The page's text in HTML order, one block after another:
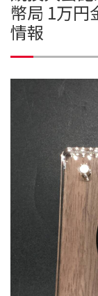
幣局 1万円
情報